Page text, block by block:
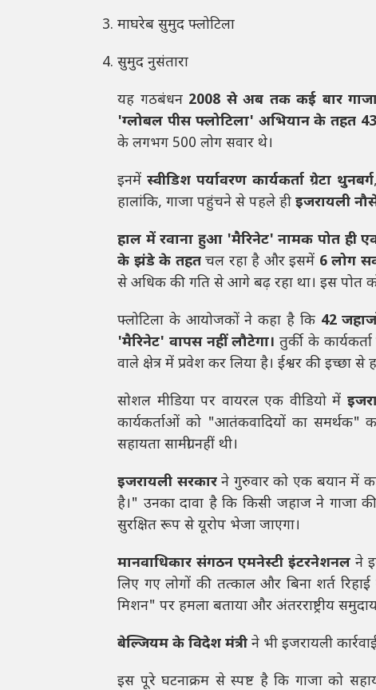
माघरेब सुमुद फ्लोटिला
सुमुद नुसंतारा
यह गठबंधन 2008 से अब तक कई बार
'ग्लोबल पीस फ्लोटिला' अभियान के तहत
के लगभग 500 लोग सवार थे।
इनमेंस्वीडिश पर्यावरण कार्यकर्ता ग्रेटा थुनबर्ग
हालांकि, गाजा पहुंचने से पहले ही इजरायली
हाल में रवाना हुआ 'मैरिनेट' नामक पोत ही
के झंडे के तहतचल रहा है और इसमें 6 लोग
से अधिक की गति से आगे बढ़ रहा था। इस पोत
फ्लोटिला के आयोजकों ने कहा है कि 42
'मैरिनेट' वापस नहीं लौटेगा। तुर्की के कार्यकर्ता
वाले क्षेत्र में प्रवेश कर लिया है। ईश्वर की इच्छा
सोशल मीडिया पर वायरल एक वीडियो में
कार्यकर्ताओं को "आतंकवादियों का समर्थक"
सहायता सामग्री नहीं थी।
इजरायली सरकारने गुरुवार को एक बयान में
है।" उनका दावा है कि किसी जहाज ने गाजा
सुरक्षित रूप से यूरोप भेजा जाएगा।
मानवाधिकार संगठन एमनेस्टी इंटरनेशनल ने
लिए गए लोगों की तत्काल और बिना शर्त
मिशन" पर हमला बताया और अंतरराष्ट्रीय
बेल्जियम के विदेश मंत्री ने भी इजरायली
इस पूरे घटनाक्रम से स्पष्ट है कि गाजा को